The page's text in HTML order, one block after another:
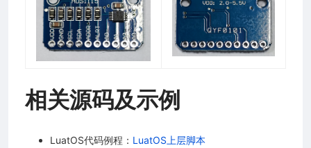
相关源码及示例
LuatOS代码例程： LuatOS上层脚本